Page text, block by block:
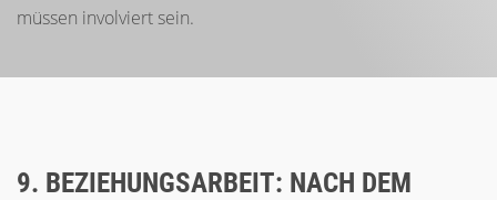
müssen involviert sein.
9. BEZIEHUNGSARBEIT: NACH DEM